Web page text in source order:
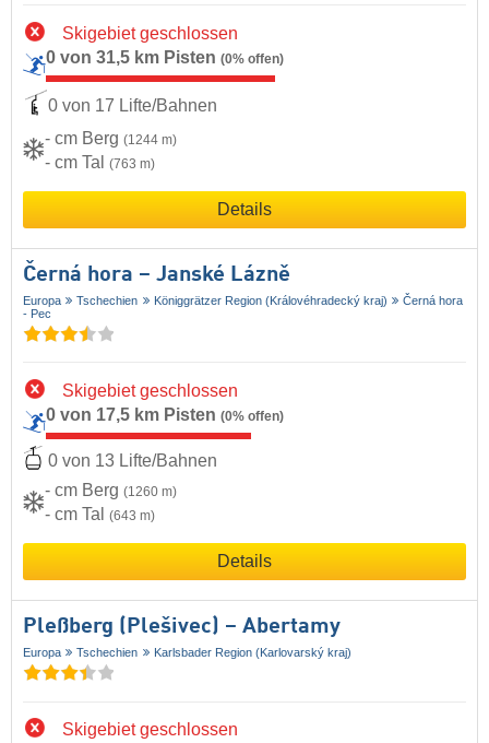
Skigebiet geschlossen
0 von 31,5 km Pisten (0% offen)
0 von 17 Lifte/Bahnen
- cm Berg (1244 m)
- cm Tal (763 m)
Details
Černá hora – Janské Lázně
Europa Tschechien Königgrätzer Region (Královéhradecký kraj)
Černá hora
- Pec
Skigebiet geschlossen
0 von 17,5 km Pisten (0% offen)
0 von 13 Lifte/Bahnen
- cm Berg (1260 m)
- cm Tal (643 m)
Details
Pleßberg (Plešivec) – Abertamy
Europa Tschechien Karlsbader Region (Karlovarský kraj)
Skigebiet geschlossen